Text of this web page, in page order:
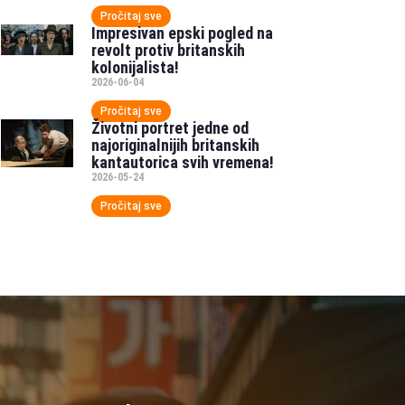
Pročitaj sve
Impresivan epski pogled na
revolt protiv britanskih
kolonijalista!
2026-06-04
Pročitaj sve
Životni portret jedne od
najoriginalnijih britanskih
kantautorica svih vremena!
2026-05-24
Pročitaj sve